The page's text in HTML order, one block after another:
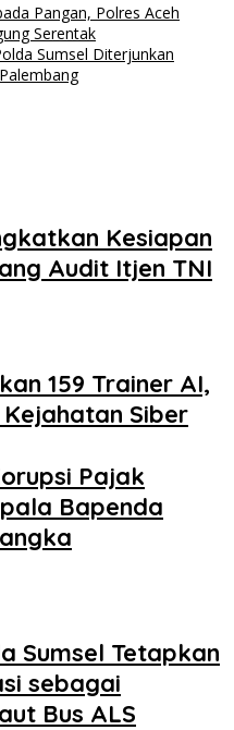
Pangan, Polres Aceh
Serentak
Sumsel Diterjunkan
Kesiapan
Audit Itjen TNI
159 Trainer AI,
Siber
Pajak
Bapenda
Sumsel Tetapkan
sebagai
Bus ALS